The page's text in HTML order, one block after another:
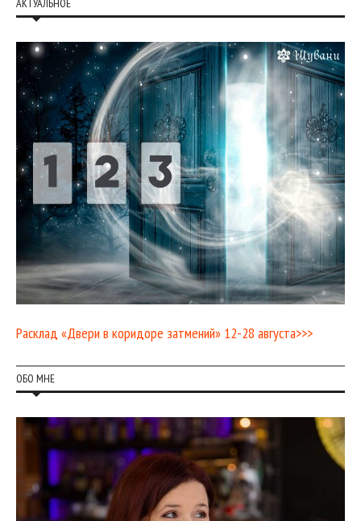
АКТУАЛЬНОЕ
Расклад «Двери в коридоре затмений» 12-28 августа>>>
ОБО МНЕ